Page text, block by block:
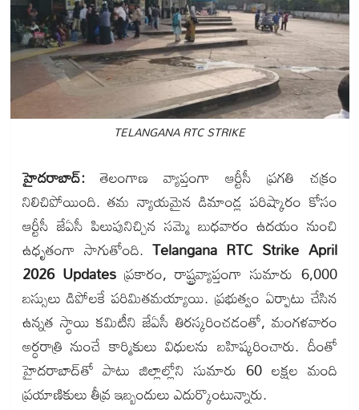
TELANGANA RTC STRIKE
హైదరాబాద్:తెలంగాణ వ్యాప్తంగా ఆర్టీసీ ప్రగతి చక్రం
నిలిచిపోయింది. తమ న్యాయమైన డిమాండ్ల పరిష్కారం కోసం
ఆర్టీసీ జేఏసీ పిలుపునిచ్చిన సమ్మె బుధవారం ఉదయం నుంచి
ఉధృతంగా సాగుతోంది. Telangana RTC Strike April
2026 Updatesప్రకారం, రాష్ట్రవ్యాప్తంగా సుమారు 6,000
బస్సులు డిపోలకే పరిమితమయ్యాయి. ప్రభుత్వం ఏర్పాటు చేసిన
ఉన్నత స్థాయి కమిటీని జేఏసీ తిరస్కరించడంతో, మంగళవారం
అర్ధరాత్రి నుంచే కార్మికులు విధులను బహిష్కరించారు. దీంతో
హైదరాబాద్‌తో పాటు జిల్లాల్లోని సుమారు 60 లక్షల మంది
ప్రయాణికులు తీవ్ర ఇబ్బందులు ఎదుర్కొంటున్నారు.